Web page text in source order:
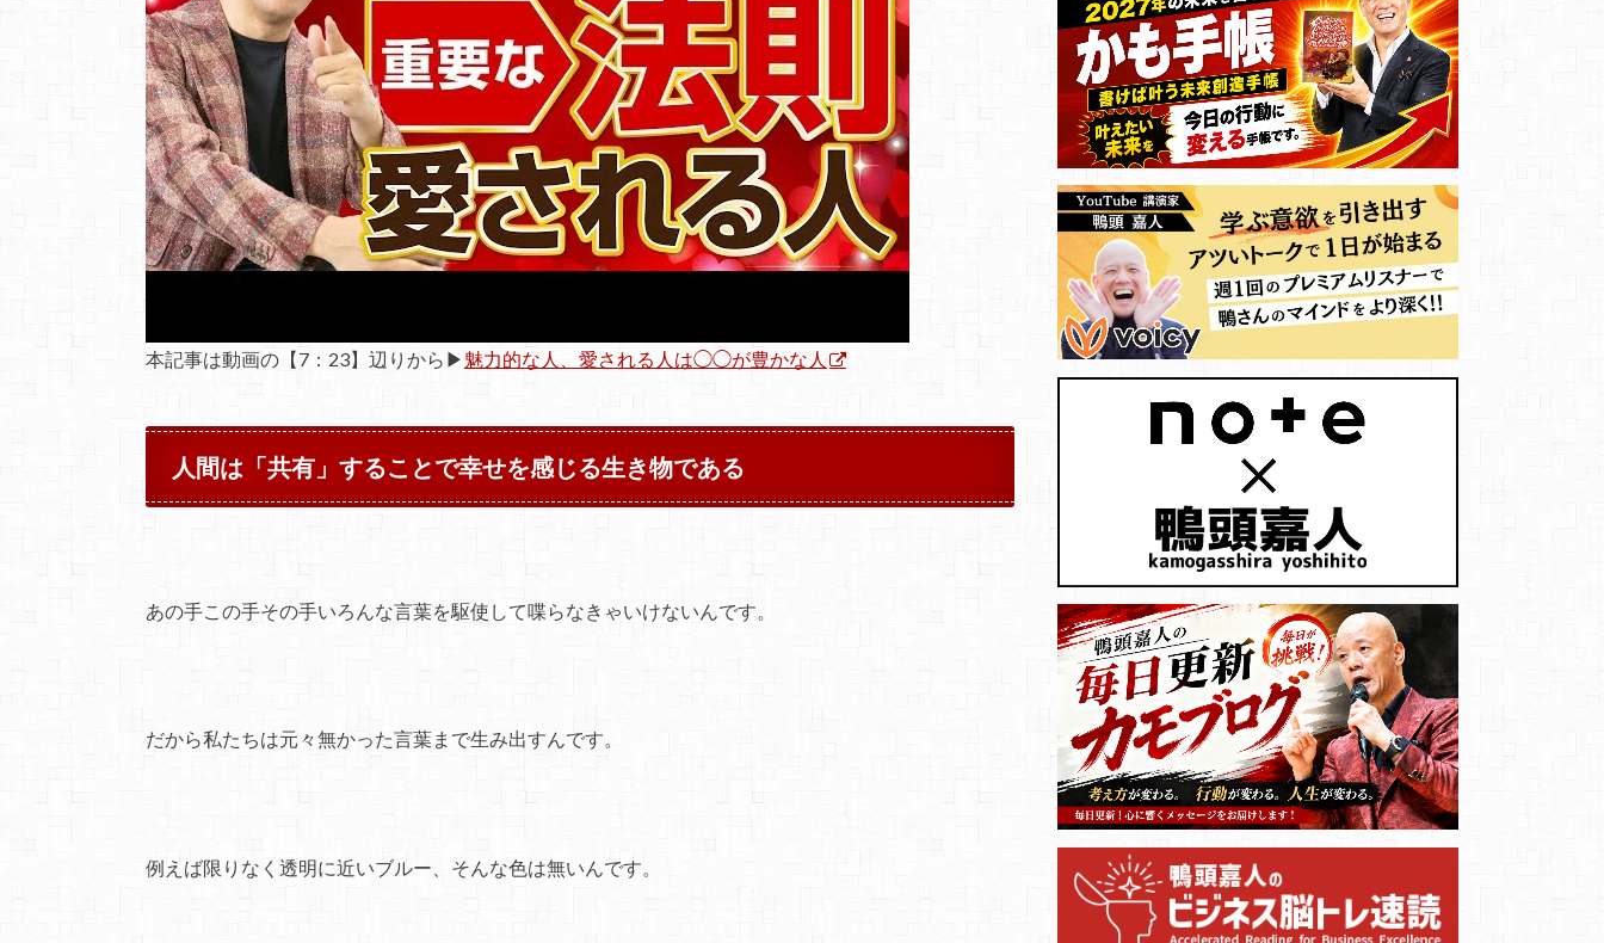
本記事は動画の【7：23】辺りから▶ 魅力的な人、愛される人は◯◯が豊かな人
人間は「共有」することで幸せを感じる生き物である
あの手この手その手いろんな言葉を駆使して喋らなきゃいけないんです。
だから私たちは元々無かった言葉まで生み出すんです。
例えば限りなく透明に近いブルー、そんな色は無いんです。